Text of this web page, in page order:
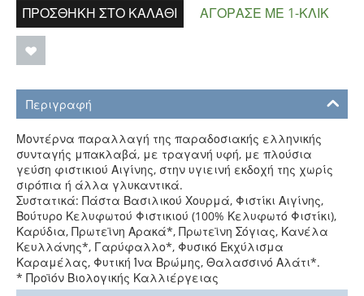
ΠΡΟΣΘΉΚΗ ΣΤΟ ΚΑΛΆΘΙ ΑΓΌΡΑΣΕ ΜΕ 1-ΚΛΙΚ
Περιγραφή
Μοντέρνα παραλλαγή της παραδοσιακής ελληνικής
συνταγής μπακλαβά, με τραγανή υφή, με πλούσια
γεύση φιστικιού Αιγίνης, στην υγιεινή εκδοχή της χωρίς
σιρόπια ή άλλα γλυκαντικά.
Συστατικά: Πάστα Βασιλικού Χουρμά, Φιστίκι Αιγίνης,
Βούτυρο Κελυφωτού Φιστικιού (100% Κελυφωτό Φιστίκι),
Καρύδια, Πρωτεϊνη Αρακά*, Πρωτεϊνη Σόγιας, Κανέλα
Κευλλάνης*, Γαρύφαλλο*, Φυσικό Εκχύλισμα
Καραμέλας, Φυτική Ίνα Βρώμης, Θαλασσινό Αλάτι*.
* Προϊόν Βιολογικής Καλλιέργειας